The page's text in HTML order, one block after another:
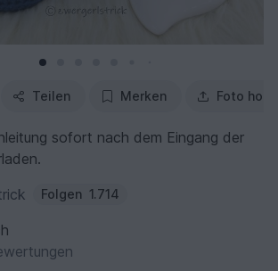
Teilen Merken Foto
sofort nach dem Eingang der
Folgen 1.714